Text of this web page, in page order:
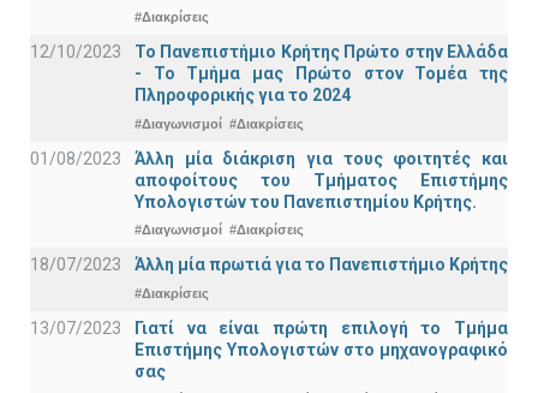
#Διακρίσεις
12/10/2023
Το Πανεπιστήμιο Κρήτης Πρώτο στην Ελλάδα
- Το Τμήμα μας Πρώτο στον Τομέα της
Πληροφορικής για το 2024
#Διαγωνισμοί #Διακρίσεις
01/08/2023
Άλλη μία διάκριση για τους φοιτητές και
αποφοίτους του Τμήματος Επιστήμης
Υπολογιστών του Πανεπιστημίου Κρήτης.
#Διαγωνισμοί #Διακρίσεις
18/07/2023 Άλλη μία πρωτιά για το Πανεπιστήμιο Κρήτης
#Διακρίσεις
13/07/2023
Γιατί να είναι πρώτη επιλογή το Τμήμα
Επιστήμης Υπολογιστών στο μηχανογραφικό
σας